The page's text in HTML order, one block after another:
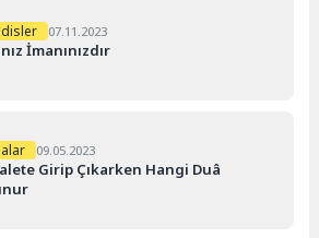
07.11.2023
İmanınızdır
09.05.2023
Girip Çıkarken Hangi Duâ